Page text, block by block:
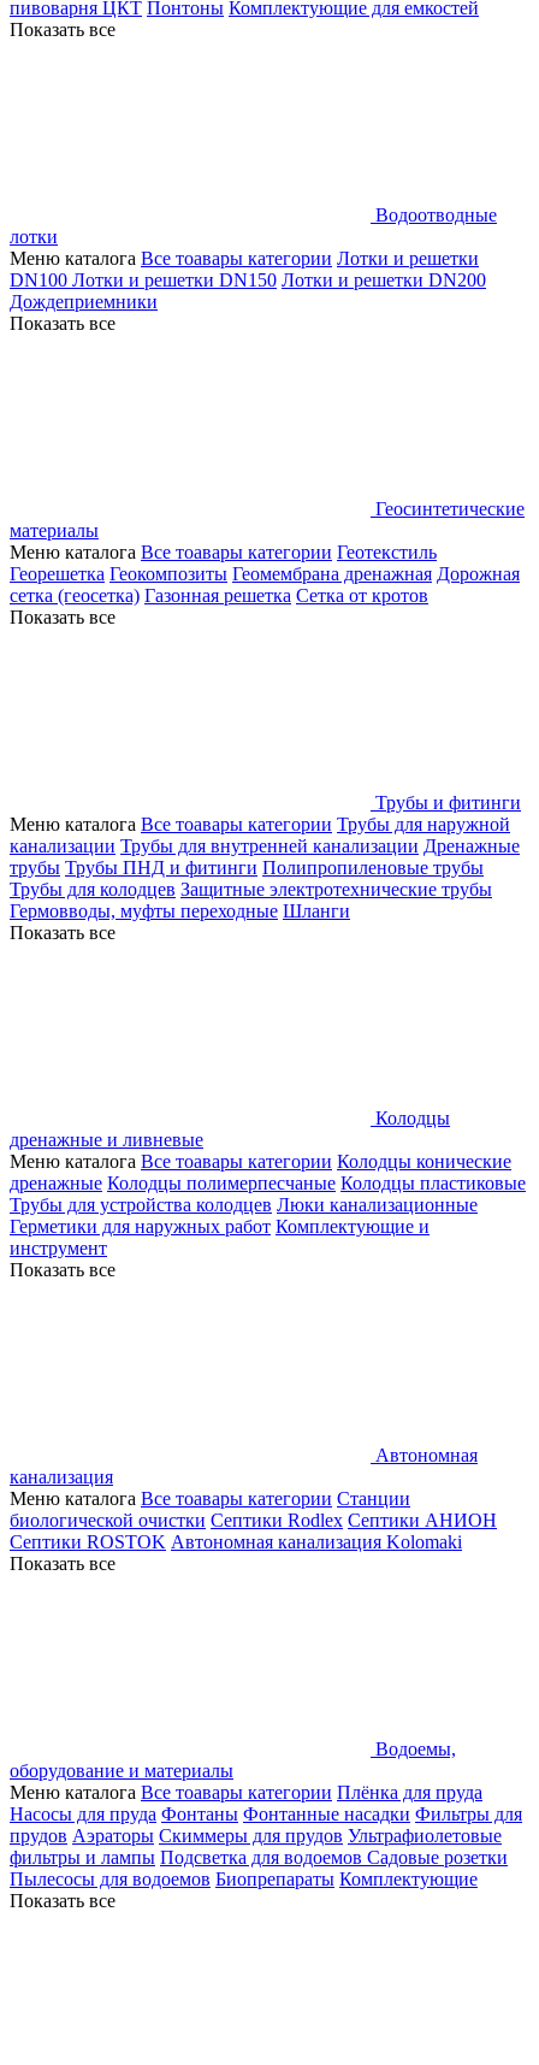
пивоварня ЦКТ Понтоны Комплектующие для емкостей
Показать все
Водоотводные
лотки
Меню каталога Все тоавары категории Лотки и решетки
DN100 Лотки и решетки DN150 Лотки и решетки DN200
Дождеприемники
Показать все
Геосинтетические
материалы
Меню каталога Все тоавары категории Геотекстиль
Георешетка Геокомпозиты Геомембрана дренажная Дорожная
сетка (геосетка) Газонная решетка Сетка от кротов
Показать все
Трубы и фитинги
Меню каталога Все тоавары категории Трубы для наружной
канализации Трубы для внутренней канализации Дренажные
трубы Трубы ПНД и фитинги Полипропиленовые трубы
Трубы для колодцев Защитные электротехнические трубы
Гермовводы, муфты переходные Шланги
Показать все
Колодцы
дренажные и ливневые
Меню каталога Все тоавары категории Колодцы конические
дренажные Колодцы полимерпесчаные Колодцы пластиковые
Трубы для устройства колодцев Люки канализационные
Герметики для наружных работ Комплектующие и
инструмент
Показать все
Автономная
канализация
Меню каталога Все тоавары категории Станции
биологической очистки Септики Rodlex Септики АНИОН
Септики ROSTOK Автономная канализация Kolomaki
Показать все
Водоемы,
оборудование и материалы
Меню каталога Все тоавары категории Плёнка для пруда
Насосы для пруда Фонтаны Фонтанные насадки Фильтры для
прудов Аэраторы Скиммеры для прудов Ультрафиолетовые
фильтры и лампы Подсветка для водоемов Садовые розетки
Пылесосы для водоемов Биопрепараты Комплектующие
Показать все